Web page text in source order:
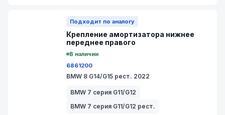
Подходит по аналогу
Крепление амортизатора нижнее
переднее правого
В наличии
6861200
BMW 8 G14/G15 рест. 2022
BMW 7 серия G11/G12
BMW 7 серия G11/G12 рест.